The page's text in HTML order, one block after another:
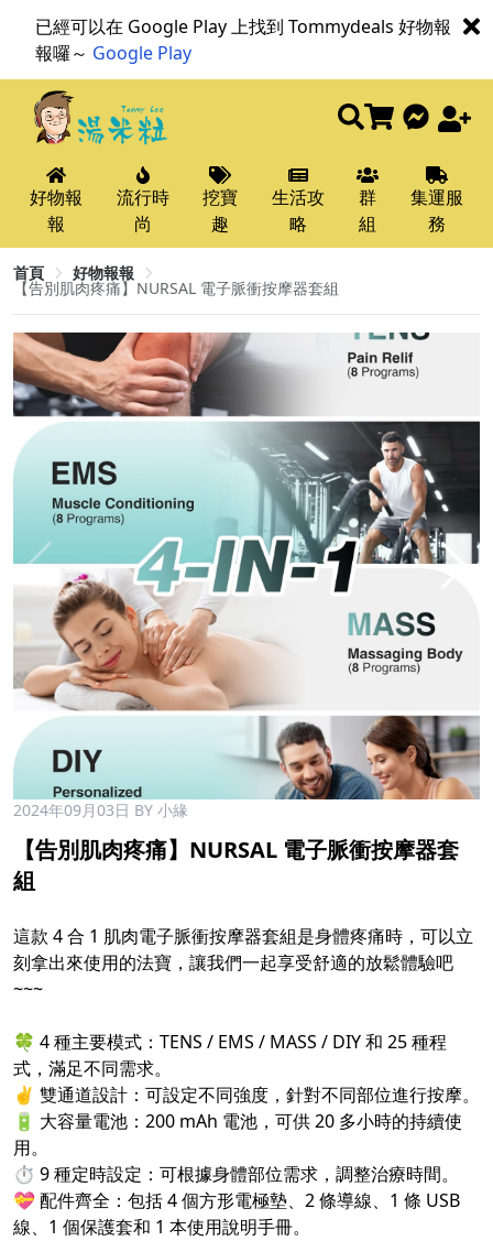
已經可以在 Google Play 上找到 Tommydeals 好物報
報囉～ Google Play
好物報
報
流行時
尚
挖寶
趣
生活攻
略
群
組
集運服
務
首頁 好物報報
【告別肌肉疼痛】NURSAL 電子脈衝按摩器套組
2024年09月03日 BY 小緣
【告別肌肉疼痛】NURSAL 電子脈衝按摩器套
組
這款 4 合 1 肌肉電子脈衝按摩器套組是身體疼痛時，可以立
刻拿出來使用的法寶，讓我們一起享受舒適的放鬆體驗吧
~~~
🍀 4 種主要模式：TENS / EMS / MASS / DIY 和 25 種程
式，滿足不同需求。
✌️ 雙通道設計：可設定不同強度，針對不同部位進行按摩。
🔋 大容量電池：200 mAh 電池，可供 20 多小時的持續使
用。
⏱️ 9 種定時設定：可根據身體部位需求，調整治療時間。
💝 配件齊全：包括 4 個方形電極墊、2 條導線、1 條 USB
線、1 個保護套和 1 本使用說明手冊。